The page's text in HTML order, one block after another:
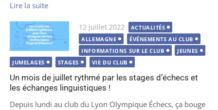
Lire la suite
Publié
le
12 juillet 2022
ACTUALITÉS
ALLEMAGNE
ÉVÉNEMENTS AU CLUB
INFORMATIONS SUR LE CLUB
JEUNES
JUMELAGES
STAGES VIE DU CLUB
Un mois de juillet rythmé par les stages d’échecs et
les échanges linguistiques !
Depuis lundi au club du Lyon Olympique Échecs, ça bouge